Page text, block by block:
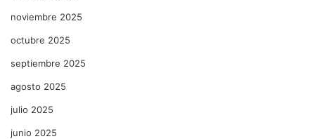
noviembre 2025
octubre 2025
septiembre 2025
agosto 2025
julio 2025
junio 2025